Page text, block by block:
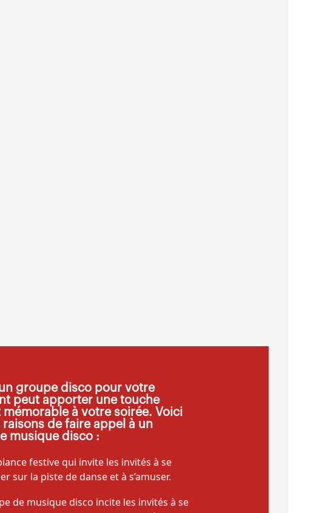
groupe disco pour votre
peut apporter une touche
mémorable à votre soirée. Voici
de faire appel à un
musique disco :
festive qui invite les invités à se
sur la piste de danse et à s’amuser.
de musique disco incite les invités à se